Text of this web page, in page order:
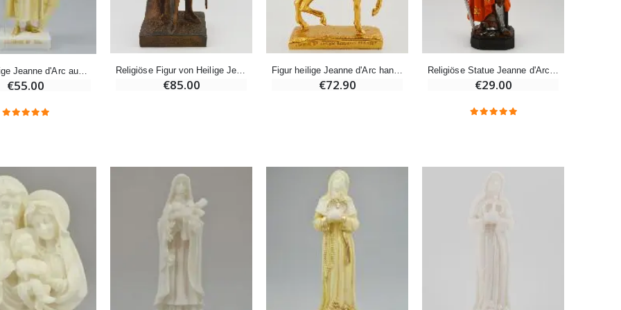
€15.00 €12.00
-10%
€5.50 €4.95
-25%
20 Stück Novenen Kerzen Weiss
€90.00 €67.50
€21.90
€15.00
-10%
Figur Heilige Jeanne d'Arc aus Alabaster mit Vergoldung
€55.00
Religiöse Figur von Heilige Jeanne d'Arc - 20 cm
€85.00
Figur heilige Jeanne d'Arc handgefertigt - 18cm
€72.90
Religiöse Statue Jeanne d'Arc - Johanna von Orleans - 20cm
€29.00